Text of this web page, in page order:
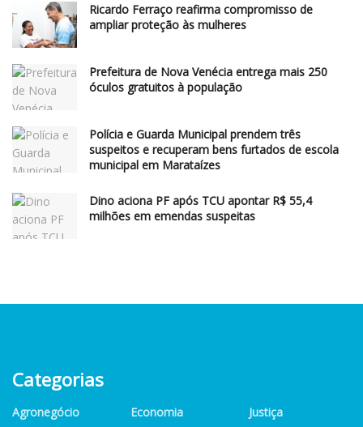
Ricardo Ferraço reafirma compromisso de
ampliar proteção às mulheres
Prefeitura de Nova Venécia entrega mais 250
óculos gratuitos à população
Polícia e Guarda Municipal prendem três
suspeitos e recuperam bens furtados de escola
municipal em Marataízes
Dino aciona PF após TCU apontar R$ 55,4
milhões em emendas suspeitas
Categorias
Agronegócio Economia Justiça